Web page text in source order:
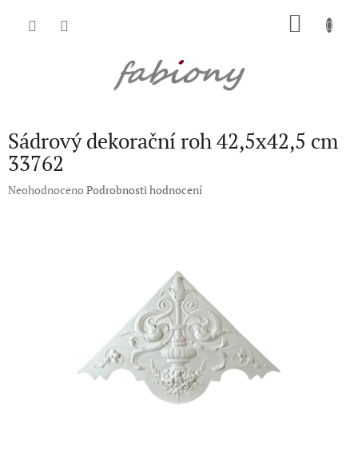
Sádrový dekorační roh 42,5x42,5 cm
33762
Průměrné
Neohodnoceno Podrobnosti hodnocení